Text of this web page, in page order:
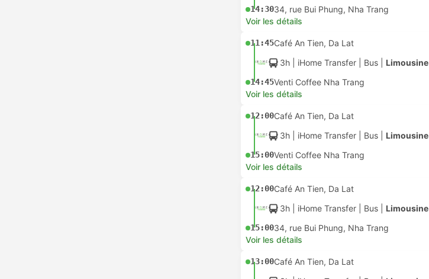
14:3034, rue Bui Phung, Nha Trang
Voir les détails
11:45Café An Tien, Da Lat
3h | iHome Transfer Bus Limousine
14:45Venti Coffee Nha Trang
Voir les détails
12:00Café An Tien, Da Lat
3h | iHome Transfer Bus Limousine
15:00Venti Coffee Nha Trang
Voir les détails
12:00Café An Tien, Da Lat
3h | iHome Transfer Bus Limousine
15:0034, rue Bui Phung, Nha Trang
Voir les détails
13:00Café An Tien, Da Lat